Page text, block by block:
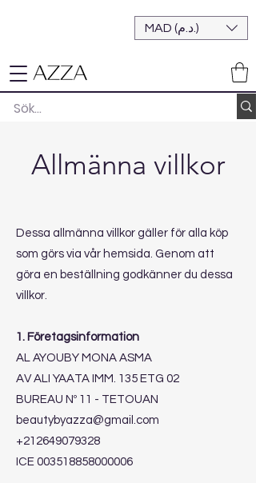
MAD (د.م.)
Allmänna villkor
Dessa allmänna villkor gäller för alla köp
som görs via vår hemsida. Genom att
göra en beställning godkänner du dessa
villkor.
1. Företagsinformation
AL AYOUBY MONA ASMA
AV ALI YAATA IMM. 135 ETG 02
BUREAU Nº 11 - TETOUAN
beautybyazza@gmail.com
+212649079328
ICE 003518858000006